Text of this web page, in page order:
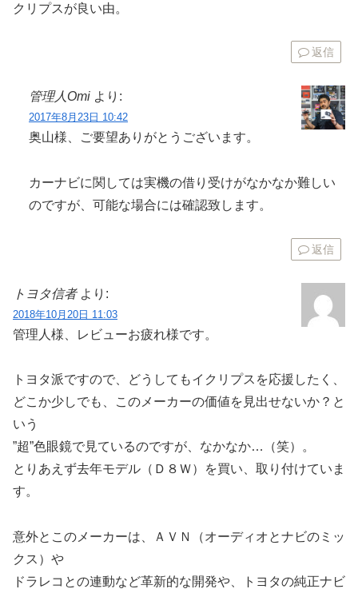
クリプスが良い由。
返信
管理人Omi より:
2017年8月23日 10:42
奥山様、ご要望ありがとうございます。
カーナビに関しては実機の借り受けがなかなか難しい
のですが、可能な場合には確認致します。
返信
トヨタ信者 より:
2018年10月20日 11:03
管理人様、レビューお疲れ様です。
トヨタ派ですので、どうしてもイクリプスを応援したく、
どこか少しでも、このメーカーの価値を見出せないか？と
いう
”超”色眼鏡で見ているのですが、なかなか…（笑）。
とりあえず去年モデル（Ｄ８Ｗ）を買い、取り付けていま
す。
意外とこのメーカーは、ＡＶＮ（オーディオとナビのミッ
クス）や
ドラレコとの連動など革新的な開発や、トヨタの純正ナビ